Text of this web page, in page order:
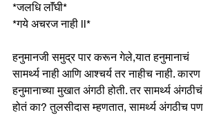
*जलधि लाॅंघी*
*गये अचरज नाही ll*
हनुमानजी समुद्र पार करून गेले,यात हनुमानाचं
सामर्थ्य नाही आणि आश्चर्य तर नाहीच नाही. कारण
हनुमानाच्या मुखात अंगठी होती. तर सामर्थ्य अंगठीचं
होतं का? तुलसीदास म्हणतात, सामर्थ्य अंगठीच पण